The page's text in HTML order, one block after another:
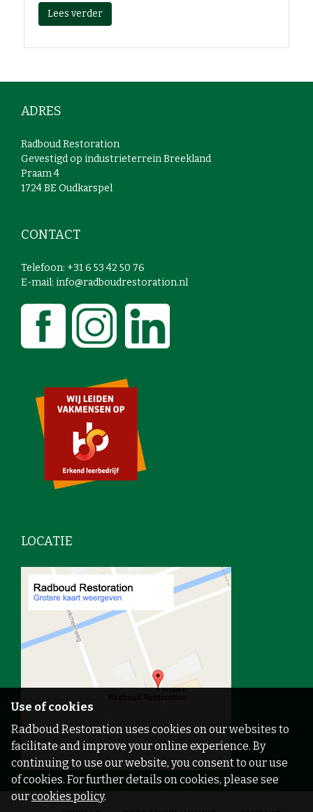
Lees verder
ADRES
Radboud Restoration
Gevestigd op industrieterrein Breekland
Praam 4
1724 BE Oudkarspel
CONTACT
Telefoon: +31 6 53 42 50 76
E-mail: info@radboudrestoration.nl
LOCATIE
Use of cookies
Radboud Restoration uses cookies on our websites to
facilitate and improve your online experience. By
continuing to use our website, you consent to our use
of cookies. For further details on cookies, please see
ourcookies policy.